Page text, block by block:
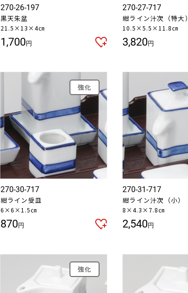
270-26-197
黒天朱盆
21.5×13×4㎝
1,700円
270-27-717
紺ライン汁次（特大）
10.5×5.5×11.8㎝
3,820円
強化
270-30-717
紺ライン受皿
6×6×1.5㎝
870円
270-31-717
紺ライン汁次（小）
8×4.3×7.8㎝
2,540円
強化